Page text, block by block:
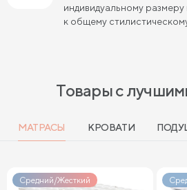
индивидуальному
к общему
Товары с
МАТРАСЫ КРОВАТИ
Средний/Жесткий